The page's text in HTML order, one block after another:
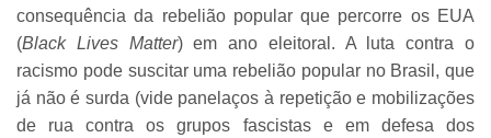
consequência da rebelião popular que percorre os EUA
(Black Lives Matter) em ano eleitoral. A luta contra o
racismo pode suscitar uma rebelião popular no Brasil, que
já não é surda (vide panelaços à repetição e mobilizações
de rua contra os grupos fascistas e em defesa dos